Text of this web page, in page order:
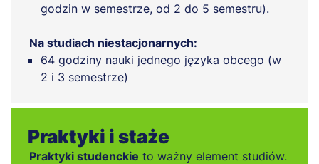
godzin w semestrze, od 2 do 5 semestru).
Na studiach niestacjonarnych:
64 godziny nauki jednego języka obcego (w
2 i 3 semestrze)
Praktyki i staże
Praktyki studenckie to ważny element studiów.